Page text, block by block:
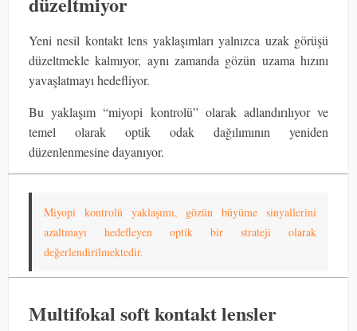
Yeni nesil kontakt lens yaklaşımları yalnızca uzak görüşü
düzeltmekle kalmıyor, aynı zamanda gözün uzama hızını
yavaşlatmayı hedefliyor.
Bu yaklaşım “miyopi kontrolü” olarak adlandırılıyor ve
temel olarak optik odak dağılımının yeniden
düzenlenmesine dayanıyor.
Miyopi kontrolü yaklaşımı, gözün büyüme sinyallerini
azaltmayı hedefleyen optik bir strateji olarak
değerlendirilmektedir.
Multifokal soft kontakt lensler